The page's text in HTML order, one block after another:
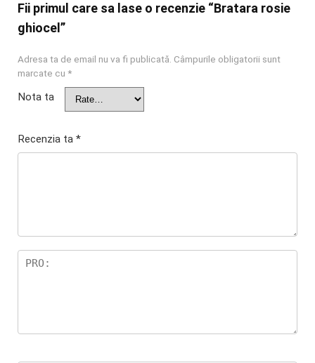
Fii primul care sa lase o recenzie “Bratara rosie
ghiocel”
Adresa ta de email nu va fi publicată. Câmpurile obligatorii sunt
marcate cu *
Nota ta
Recenzia ta *